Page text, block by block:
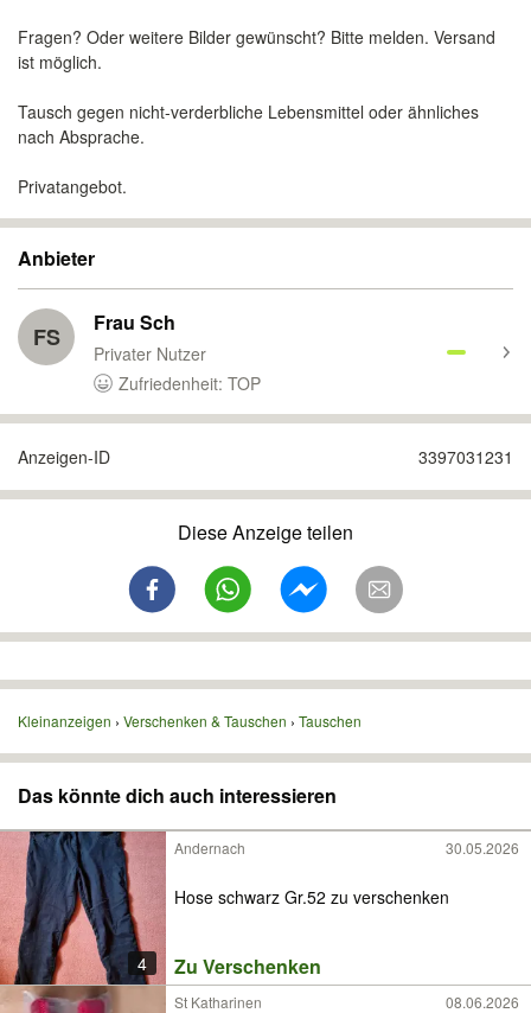
Fragen? Oder weitere Bilder gewünscht? Bitte melden. Versand
ist möglich.
Tausch gegen nicht-verderbliche Lebensmittel oder ähnliches
nach Absprache.
Privatangebot.
Anbieter
FS Frau Sch
Privater Nutzer
Zufriedenheit: TOP
Anzeigen-ID 3397031231
Diese Anzeige teilen
Kleinanzeigen Verschenken & Tauschen Tauschen
Das könnte dich auch interessieren
4
Andernach 30.05.2026
Hose schwarz Gr.52 zu verschenken
Zu Verschenken
St Katharinen 08.06.2026